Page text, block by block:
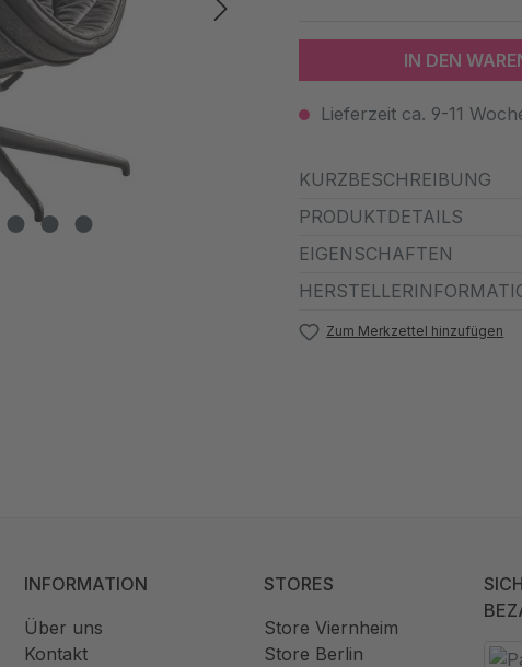
IN DEN
Lieferzeit ca. 9-11
KURZBESCHREIBUNG
PRODUKTDETAILS
EIGENSCHAFTEN
Zum Merkzettel hinzufügen
INFORMATION
Über uns
Kontakt
STORES
Store Viernheim
Store Berlin